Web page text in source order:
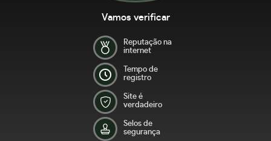
Vamos verificar
Reputação na
internet
Tempo de
registro
Site é
verdadeiro
Selos de
segurança